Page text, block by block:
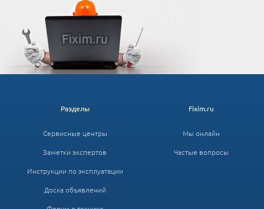
Fixim.ru
Мы онлайн
Частые вопросы
Разделы
Сервисные центры
Заметки экспертов
Инструкции по эксплуатации
Доска объявлений